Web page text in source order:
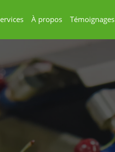
À propos Témoignages